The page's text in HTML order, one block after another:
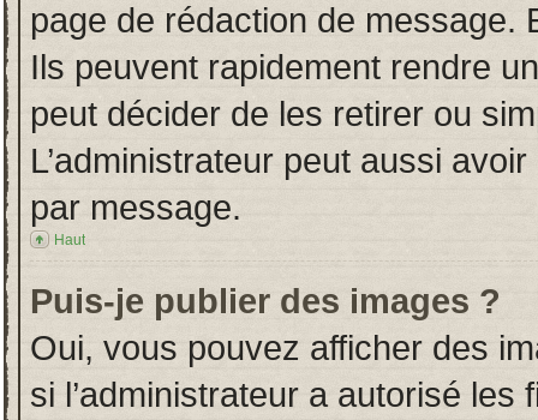
page de rédaction de message.
Ils peuvent rapidement rendre
peut décider de les retirer ou
L’administrateur peut aussi
par message.
Haut
Puis-je publier des images ?
Oui, vous pouvez afficher des
si l’administrateur a autorisé